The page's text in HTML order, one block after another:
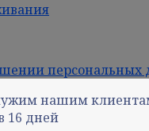
персональных
нашим
16 дней